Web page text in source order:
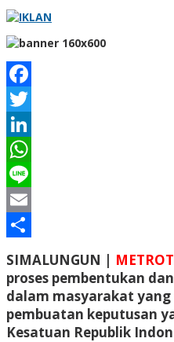
Facebook
Twitter
LinkedIn
WhatsApp
Line
Email
SIMALUNGUN |
proses pembentukan
dalam masyarakat
pembuatan keputusan
Kesatuan Republik